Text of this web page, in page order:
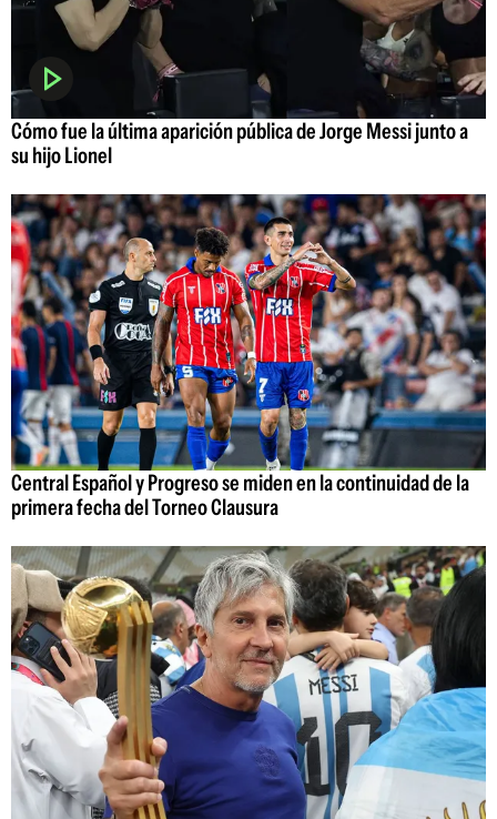
Cómo fue la última aparición pública de Jorge Messi junto a
su hijo Lionel
Central Español y Progreso se miden en la continuidad de la
primera fecha del Torneo Clausura